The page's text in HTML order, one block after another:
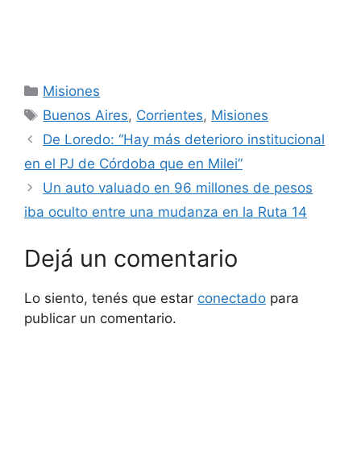
Categorías
Misiones
Etiquetas
Buenos Aires, Corrientes, Misiones
De Loredo: “Hay más deterioro institucional
en el PJ de Córdoba que en Milei”
Un auto valuado en 96 millones de pesos
iba oculto entre una mudanza en la Ruta 14
Dejá un comentario
Lo siento, tenés que estar conectado para
publicar un comentario.